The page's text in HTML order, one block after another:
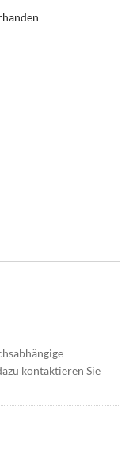
kontaktieren Sie